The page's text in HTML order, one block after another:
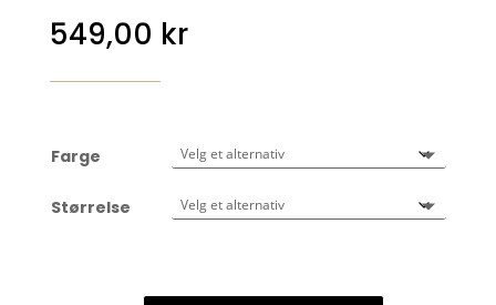
549,00 kr
Farge
Størrelse